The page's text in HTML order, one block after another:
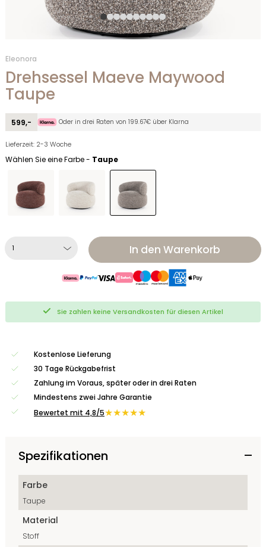
Eleonora
Drehsessel Maeve Maywood
Taupe
599,- Oder in drei Raten von 199.67€ über Klarna
Lieferzeit: 2-3 Woche
Wählen Sie eine Farbe - Taupe
In den Warenkorb
Sie zahlen keine Versandkosten für diesen Artikel
Kostenlose Lieferung
30 Tage Rückgabefrist
Zahlung im Voraus, später oder in drei Raten
Mindestens zwei Jahre Garantie
Bewertet mit 4,8/5★★★★★
Spezifikationen
Farbe
Taupe
Material
Stoff